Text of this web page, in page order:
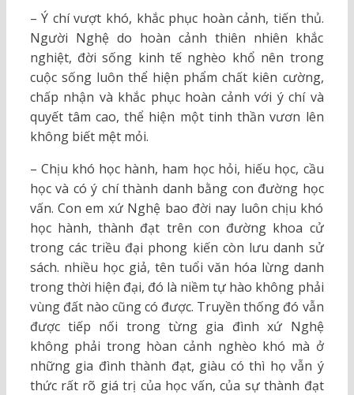
– Ý chí vượt khó, khắc phục hoàn cảnh, tiến thủ.
Người Nghệ do hoàn cảnh thiên nhiên khắc
nghiệt, đời sống kinh tế nghèo khổ nên trong
cuộc sống luôn thể hiện phẩm chất kiên cường,
chấp nhận và khắc phục hoàn cảnh với ý chí và
quyết tâm cao, thể hiện một tinh thần vươn lên
không biết mệt mỏi.
– Chịu khó học hành, ham học hỏi, hiếu học, cầu
học và có ý chí thành danh bằng con đường học
vấn. Con em xứ Nghệ bao đời nay luôn chịu khó
học hành, thành đạt trên con đường khoa cử
trong các triều đại phong kiến còn lưu danh sử
sách. nhiều học giả, tên tuổi văn hóa lừng danh
trong thời hiện đại, đó là niềm tự hào không phải
vùng đất nào cũng có được. Truyền thống đó vẫn
được tiếp nối trong từng gia đình xứ Nghệ
không phải trong hòan cảnh nghèo khó mà ở
những gia đình thành đạt, giàu có thì họ vẫn ý
thức rất rõ giá trị của học vấn, của sự thành đạt